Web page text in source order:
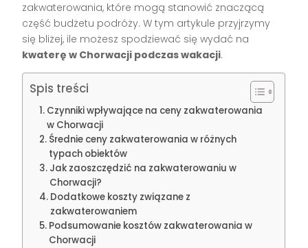
zakwaterowania, które mogą stanowić znaczącą
część budżetu podróży. W tym artykule przyjrzymy
się bliżej, ile możesz spodziewać się wydać na
kwaterę w Chorwacji podczas wakacji.
Spis treści
Czynniki wpływające na ceny zakwaterowania
w Chorwacji
Średnie ceny zakwaterowania w różnych
typach obiektów
Jak zaoszczędzić na zakwaterowaniu w
Chorwacji?
Dodatkowe koszty związane z
zakwaterowaniem
Podsumowanie kosztów zakwaterowania w
Chorwacji